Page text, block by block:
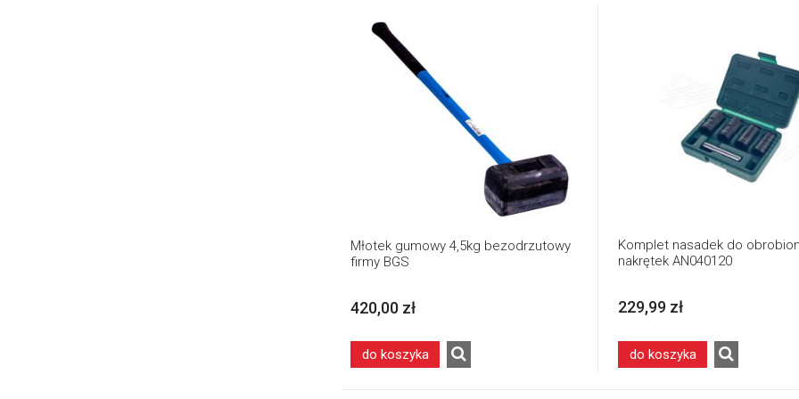
Młotek gumowy 4,5kg bezodrzutowy
firmy BGS
420,00 zł
do koszyka
Komplet nasadek do
nakrętek AN040120
229,99 zł
do koszyka